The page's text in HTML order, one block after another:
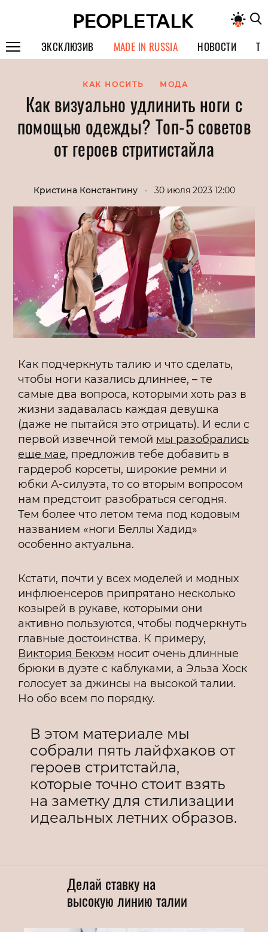
ЭКСКЛЮЗИВ
ИНТЕРВЬЮ
ПОКОЛЕНИЕ
MADE IN RUSSIA НОВОСТИ
КАК НОСИТЬ МОДА
Как визуально удлинить ноги с
помощью одежды? Топ-5 советов
от героев стритистайла
Кристина Константину • 30 июля 2023 12:00
Как подчеркнуть талию и что сделать,
чтобы ноги казались длиннее, – те
самые два вопроса, которыми хоть раз в
жизни задавалась каждая девушка
(даже не пытайся это отрицать). И если с
первой извечной темой мы разобрались
еще мае, предложив тебе добавить в
гардероб корсеты, широкие ремни и
юбки А-силуэта, то со вторым вопросом
нам предстоит разобраться сегодня.
Тем более что летом тема под кодовым
названием «ноги Беллы Хадид»
особенно актуальна.
Кстати, почти у всех моделей и модных
инфлюенсеров припрятано несколько
козырей в рукаве, которыми они
активно пользуются, чтобы подчеркнуть
главные достоинства. К примеру,
Виктория Бекхэм носит очень длинные
брюки в дуэте с каблуками, а Эльза Хоск
голосует за джинсы на высокой талии.
Но обо всем по порядку.
В этом материале мы
собрали пять лайфхаков от
героев стритстайла,
которые точно стоит взять
на заметку для стилизации
идеальных летних образов.
Делай ставку на
высокую линию талии